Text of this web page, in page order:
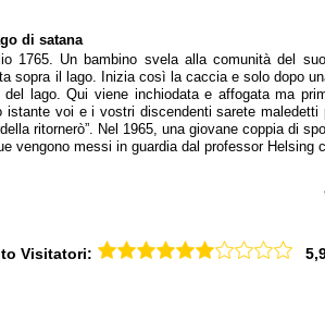
di satana
1765. Un bambino svela alla comunità del
sopra il lago. Inizia così la caccia e solo dopo
lago. Qui viene inchiodata e affogata ma
istante voi e i vostri discendenti sarete maledetti
ritornerò”. Nel 1965, una giovane coppia di
vengono messi in guardia dal professor Helsing
Visitatori: